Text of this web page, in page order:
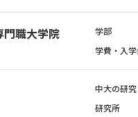
門職大学院 学部
学費・入
中大の研究
研究所